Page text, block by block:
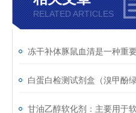
RELATED ARTICLES